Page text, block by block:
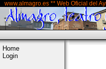
www.almagro.es ** Web Oficial del
Home
Login